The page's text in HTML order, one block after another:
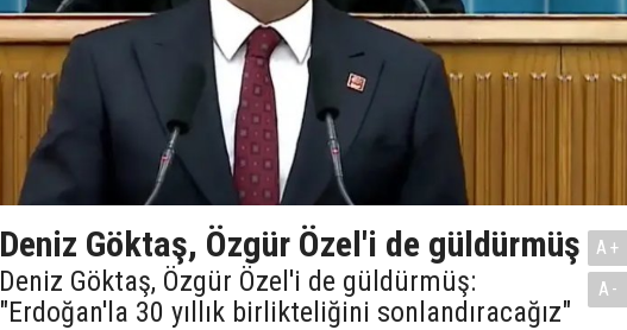
Deniz Göktaş, Özgür Özel'i de güldürmüş
Deniz Göktaş, Özgür Özel'i de güldürmüş:
"Erdoğan'la 30 yıllık birlikteliğini sonlandıracağız"
A+
A-